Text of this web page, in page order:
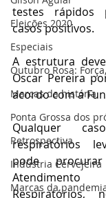
Eleições 2020
Especiais
Outubro Rosa:
Marcas da história
Ponta Grossa dos
Retrospectiva
Indústria Cervejeira
Marcas da
testes rápidos
casos positivos.
A estrutura
Oscar Pereira
acordo com a
Qualquer
respiratórios
pode
Respiratórios,